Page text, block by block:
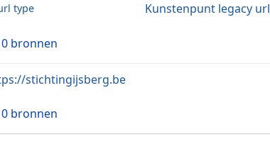
type Kunstenpunt legacy url
0 bronnen
stichtingijsberg.be
0 bronnen